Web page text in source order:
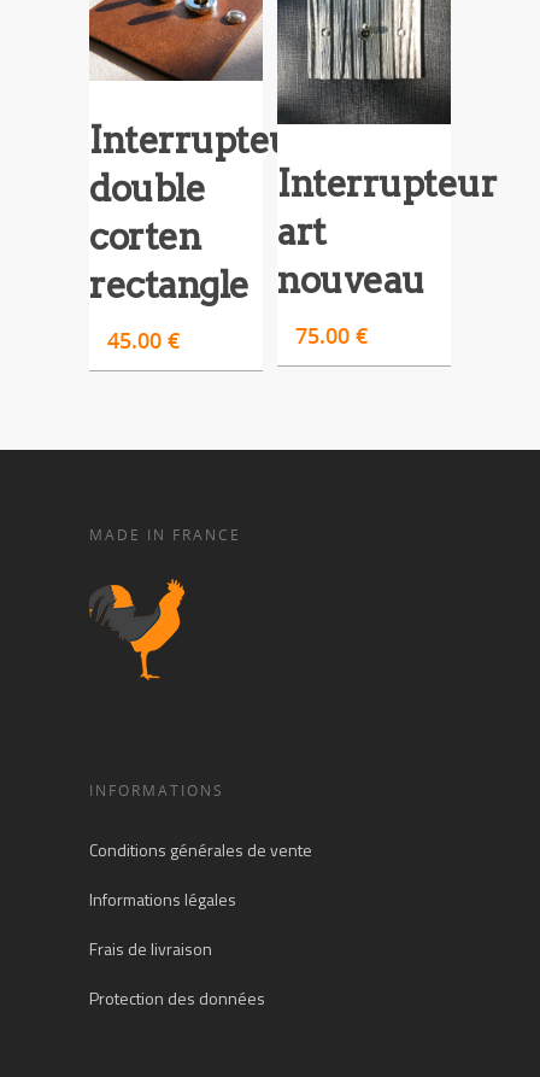
Interrupteur
double
corten
rectangle
45.00 €
Interrupteur
art
nouveau
75.00 €
MADE IN FRANCE
INFORMATIONS
Conditions générales de vente
Informations légales
Frais de livraison
Protection des données